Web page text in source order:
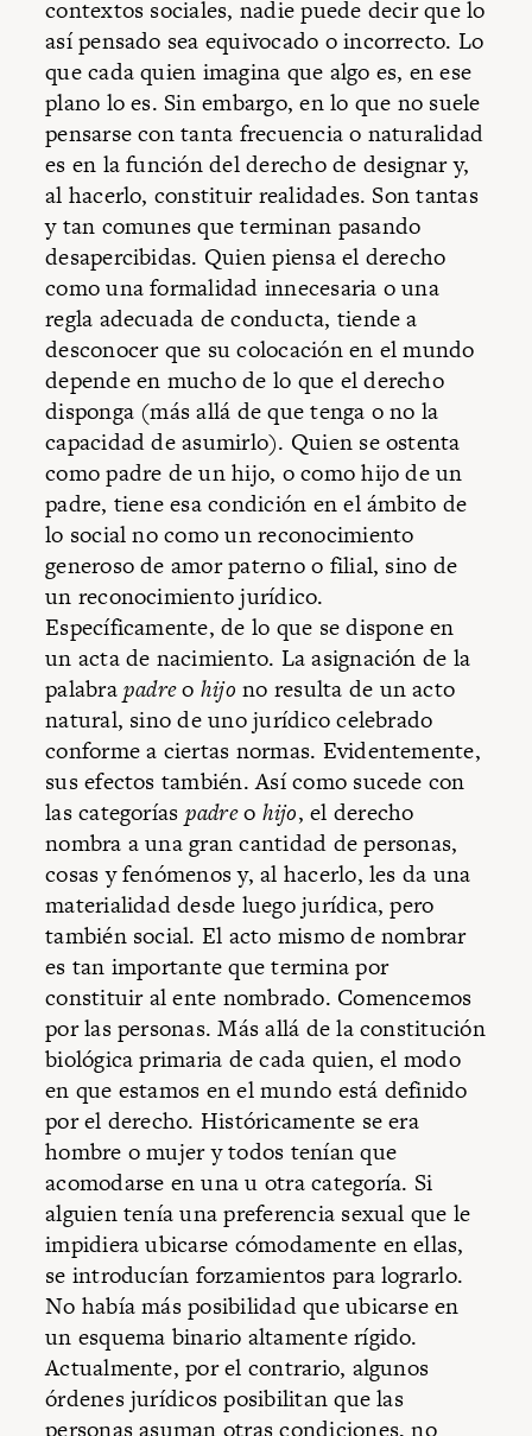
contextos sociales, nadie puede decir que lo
así pensado sea equivocado o incorrecto. Lo
que cada quien imagina que algo es, en ese
plano lo es. Sin embargo, en lo que no suele
pensarse con tanta frecuencia o naturalidad
es en la función del derecho de designar y,
al hacerlo, constituir realidades. Son tantas
y tan comunes que terminan pasando
desapercibidas. Quien piensa el derecho
como una formalidad innecesaria o una
regla adecuada de conducta, tiende a
desconocer que su colocación en el mundo
depende en mucho de lo que el derecho
disponga (más allá de que tenga o no la
capacidad de asumirlo). Quien se ostenta
como padre de un hijo, o como hijo de un
padre, tiene esa condición en el ámbito de
lo social no como un reconocimiento
generoso de amor paterno o filial, sino de
un reconocimiento jurídico.
Específicamente, de lo que se dispone en
un acta de nacimiento. La asignación de la
palabrapadreo hijo no resulta de un acto
natural, sino de uno jurídico celebrado
conforme a ciertas normas. Evidentemente,
sus efectos también. Así como sucede con
las categorías padreo hijo, el derecho
nombra a una gran cantidad de personas,
cosas y fenómenos y, al hacerlo, les da una
materialidad desde luego jurídica, pero
también social. El acto mismo de nombrar
es tan importante que termina por
constituir al ente nombrado. Comencemos
por las personas. Más allá de la constitución
biológica primaria de cada quien, el modo
en que estamos en el mundo está definido
por el derecho. Históricamente se era
hombre o mujer y todos tenían que
acomodarse en una u otra categoría. Si
alguien tenía una preferencia sexual que le
impidiera ubicarse cómodamente en ellas,
se introducían forzamientos para lograrlo.
No había más posibilidad que ubicarse en
un esquema binario altamente rígido.
Actualmente, por el contrario, algunos
órdenes jurídicos posibilitan que las